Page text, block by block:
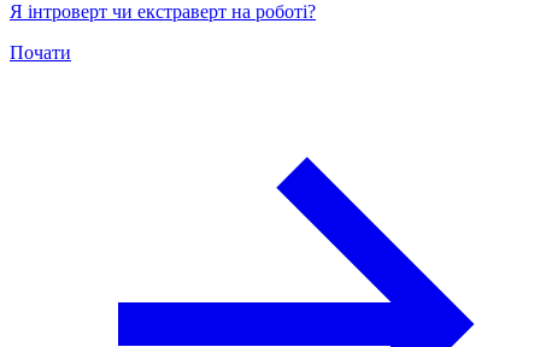
Я інтроверт чи екстраверт на роботі?
Почати